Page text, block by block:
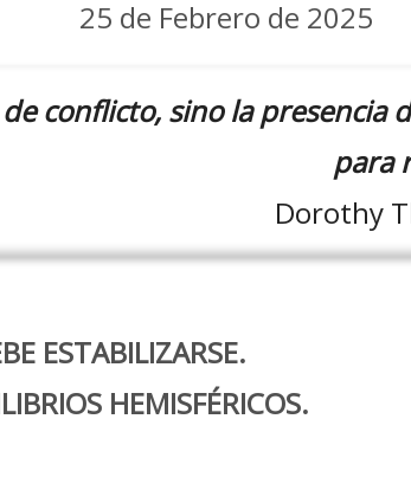
25 de Febrero de 2025
de conflicto, sino la presencia
para
Dorothy
ESTABILIZARSE.
HEMISFÉRICOS.